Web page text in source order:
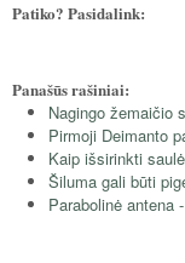
Patiko? Pasidalink:
Panašūs rašiniai:
Nagingo žemaičio
Pirmoji Deimanto
Kaip išsirinkti
Šiluma gali būti
Parabolinė antena